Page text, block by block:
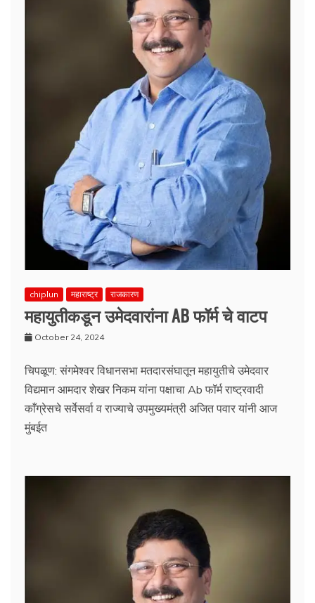
chiplun महाराष्ट्र राजकारण
महायुतीकडून उमेदवारांना AB फॉर्म चे वाटप
October 24, 2024
चिपळूण: संगमेश्वर विधानसभा मतदारसंघातून महायुतीचे उमेदवार
विद्यमान आमदार शेखर निकम यांना पक्षाचा Ab फॉर्म राष्ट्रवादी
काँग्रेसचे सर्वेसर्वा व राज्याचे उपमुख्यमंत्री अजित पवार यांनी आज
मुंबईत